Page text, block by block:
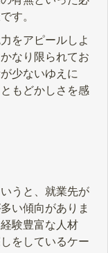
す。
をアピールしよ
なり限られてお
少ないゆえに
もどかしさを感
うと、就業先が
い傾向がありま
験豊富な人材
をしているケー